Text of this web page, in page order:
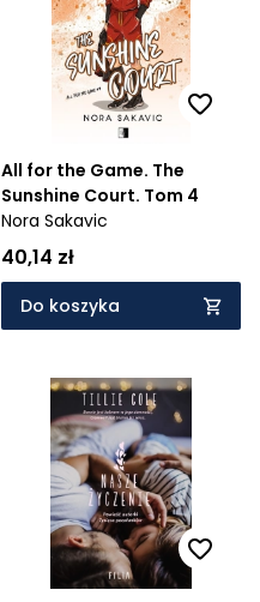
All for the Game. The
Sunshine Court. Tom 4
Nora Sakavic
40,14 zł
Do koszyka